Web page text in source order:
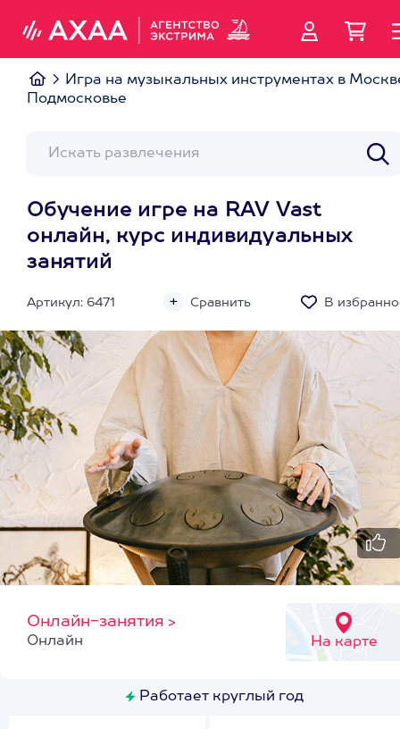
Игра на музыкальных инструментах в
Подмосковье
Обучение игре на RAV Vast
онлайн, курс индивидуальных
занятий
Артикул: 6471 Сравнить В
Онлайн-занятия >
На карте
Онлайн
Работает круглый год